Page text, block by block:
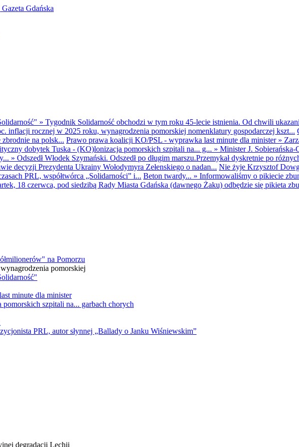
» Tygodnik Solidarność obchodzi w tym roku 45-lecie istnienia. Od chwili
inflacji rocznej w 2025 roku, wynagrodzenia pomorskiej nomenklatury gospodarczej kszt...
zbrodnie na polsk... Prawo prawa koalicji KO/PSL - wyprawka last minute dla minister»
dobytek Tuska - (KO)lonizacja pomorskich szpitali na... g... » Minister J.
» Odszedł Włodek Szymański. Odszedł po długim marszu.Przemykał dyskretnie po
decyzji Prezydenta Ukrainy Wołodymyra Zełenskiego o nadan... Nie żyje Krzysztof
PRL, współtwórca „Solidarności” i... Beton twardy... » Informowaliśmy o pikiecie
18 czerwca, pod siedzibą Rady Miasta Gdańska (dawnego Żaku) odbędzie się pikieta
na Pomorzu
pomorskiej
minute dla minister
szpitali na... garbach chorych
PRL, autor słynnej „Ballady o Janku Wiśniewskim”
degradacji Lechii